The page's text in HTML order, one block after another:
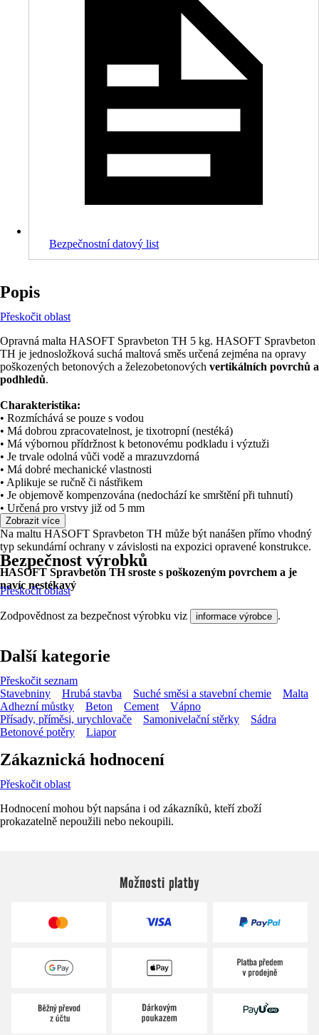
Bezpečnostní datový list
Popis
Přeskočit oblast
Opravná malta HASOFT Spravbeton TH 5 kg. HASOFT Spravbeton
TH je jednosložková suchá maltová směs určená zejména na opravy
poškozených betonových a železobetonových vertikálních povrchů a
podhledů.
Charakteristika:
• Rozmíchává se pouze s vodou
• Má dobrou zpracovatelnost, je tixotropní (nestéká)
• Má výbornou přídržnost k betonovému podkladu i výztuži
• Je trvale odolná vůči vodě a mrazuvzdorná
• Má dobré mechanické vlastnosti
• Aplikuje se ručně či nástřikem
• Je objemově kompenzována (nedochází ke smrštění při tuhnutí)
• Určená pro vrstvy již od 5 mm
Na maltu HASOFT Spravbeton TH může být nanášen přímo vhodný
typ sekundární ochrany v závislosti na expozici opravené konstrukce.
HASOFT Spravbeton TH sroste s poškozeným povrchem a je
navíc nestékavý
Zobrazit více
Bezpečnost výrobků
Přeskočit oblast
Zodpovědnost za bezpečnost výrobku viz informace výrobce .
Další kategorie
Přeskočit seznam
Stavebniny
Hrubá stavba Suché směsi a stavební chemie
Malta
Adhezní můstky
Beton Cement
Vápno
Přísady, příměsi, urychlovače
Samonivelační stěrky
Sádra
Betonové potěry
Liapor
Zákaznická hodnocení
Přeskočit oblast
Hodnocení mohou být napsána i od zákazníků, kteří zboží
prokazatelně nepoužili nebo nekoupili.
Možnosti platby